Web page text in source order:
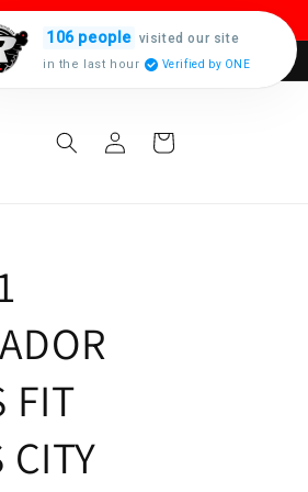
Iniciar
sesión
Carrito
FIT
106 people visited our site
in the last hour Verified by ONE